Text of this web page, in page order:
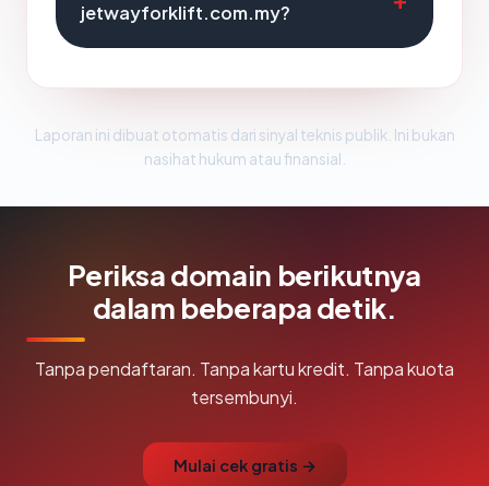
jetwayforklift.com.my?
Laporan ini dibuat otomatis dari sinyal teknis publik. Ini bukan
nasihat hukum atau finansial.
Periksa domain berikutnya
dalam beberapa detik.
Tanpa pendaftaran. Tanpa kartu kredit. Tanpa kuota
tersembunyi.
Mulai cek gratis →